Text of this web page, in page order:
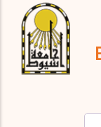
décisions
Expatriés
Journal